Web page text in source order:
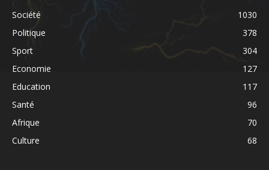
Société
1030
Politique
378
Sport
304
Economie
127
Education
117
Santé
96
Afrique
70
Culture
68